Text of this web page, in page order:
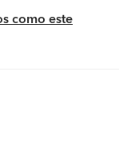
como este